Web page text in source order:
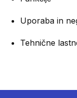
Uporaba in
Tehnične